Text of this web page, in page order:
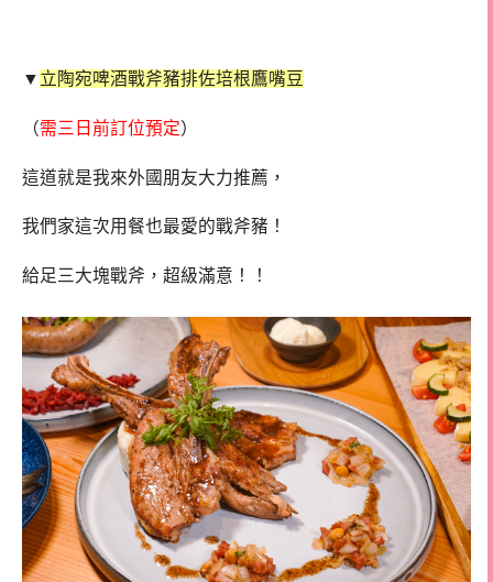
▼ 立陶宛啤酒戰斧豬排佐培根鷹嘴豆
（需三日前訂位預定）
這道就是我來外國朋友大力推薦，
我們家這次用餐也最愛的戰斧豬！
給足三大塊戰斧，超級滿意！！